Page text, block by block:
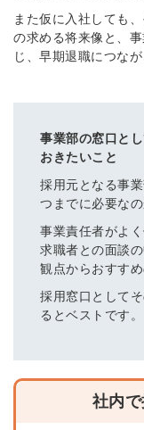
また仮に入社しても
の求める将来像と、
じ、早期退職につなが
事業部の窓口と
おきたいこと
採用元となる事
つまでに必要な
事業責任者がよ
求職者との面談
観点からおすすめ
採用窓口として
るとベストです。
社内